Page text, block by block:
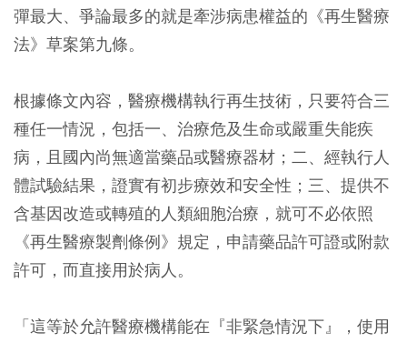
彈最大、爭論最多的就是牽涉病患權益的《再生醫療
法》草案第九條。
根據條文內容，醫療機構執行再生技術，只要符合三
種任一情況，包括一、治療危及生命或嚴重失能疾
病，且國內尚無適當藥品或醫療器材；二、經執行人
體試驗結果，證實有初步療效和安全性；三、提供不
含基因改造或轉殖的人類細胞治療，就可不必依照
《再生醫療製劑條例》規定，申請藥品許可證或附款
許可，而直接用於病人。
「這等於允許醫療機構能在『非緊急情況下』，使用